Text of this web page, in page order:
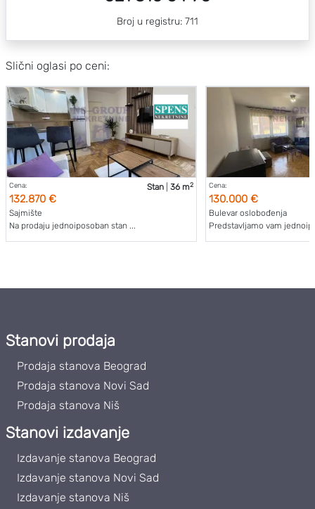
Broj u registru: 711
Slični oglasi po ceni:
Cena:
132.870 €
Stan 36 m2
Sajmište
Na prodaju jednoiposoban stan ...
Cena:
130.000 €
Bulevar oslobođenja
Predstavljamo vam
Stanovi prodaja
Prodaja stanova Beograd
Prodaja stanova Novi Sad
Prodaja stanova Niš
Stanovi izdavanje
Izdavanje stanova Beograd
Izdavanje stanova Novi Sad
Izdavanje stanova Niš